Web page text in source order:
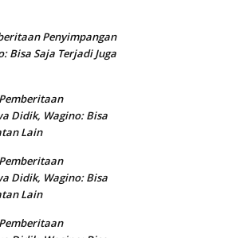
Penyimpangan
Bisa Saja Terjadi Juga
Didik, Wagino: Bisa
Lain
Didik, Wagino: Bisa
Lain